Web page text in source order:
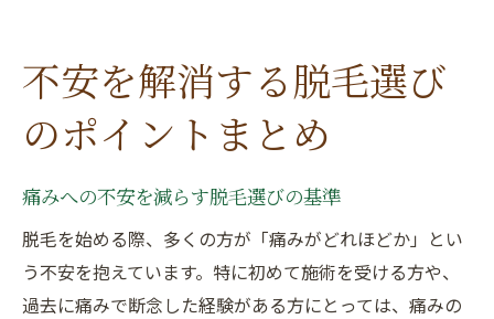
不安を解消する脱毛選び
のポイントまとめ
痛みへの不安を減らす脱毛選びの基準
脱毛を始める際、多くの方が「痛みがどれほどか」とい
う不安を抱えています。特に初めて施術を受ける方や、
過去に痛みで断念した経験がある方にとっては、痛みの